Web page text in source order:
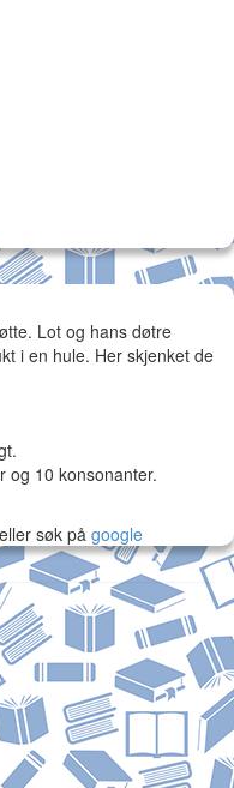
Lot og hans døtre
i en hule. Her skjenket de
og 10 konsonanter.
eller søk på google